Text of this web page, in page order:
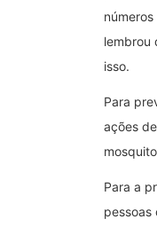
lembrou
isso.
Para
ações
Para a
pessoas